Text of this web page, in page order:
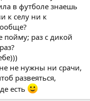
Вам на корте?
сильное
чтобы стать
с большими
в футболе знаешь
к селу ни к
раз с дикой
не нужны ни срачи,
развеяться,
есть